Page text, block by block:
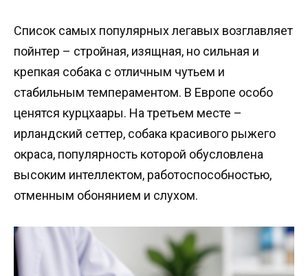
Список самых популярных легавых возглавляет
пойнтер – стройная, изящная, но сильная и
крепкая собака с отличным чутьем и
стабильным темпераментом. В Европе особо
ценятся курцхаары. На третьем месте –
ирландский сеттер, собака красивого рыжего
окраса, популярность которой обусловлена
высоким интеллектом, работоспособностью,
отменным обонянием и слухом.